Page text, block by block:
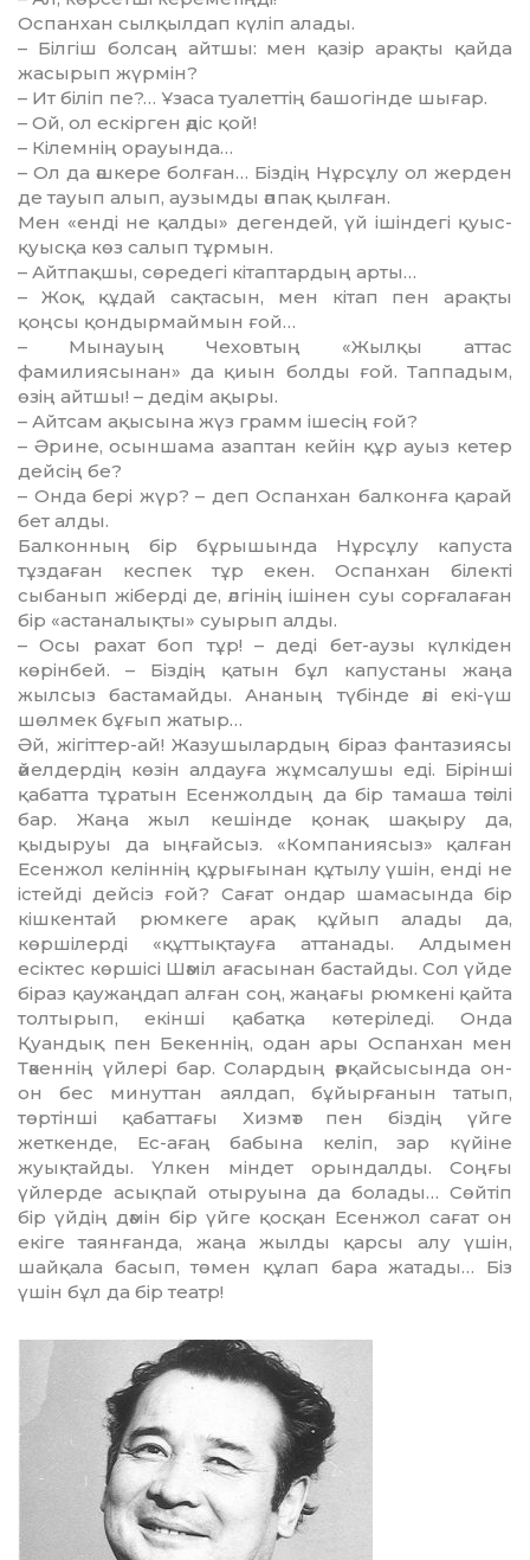
Оспанхан сылқылдап күліп алады.
– Білгіш болсаң айтшы: мен қазір арақты қайда
жасырып жүрмін?
– Ит біліп пе?… Ұзаса туалеттің башогінде шығар.
– Ой, ол ескірген әдіс қой!
– Кілемнің орауында…
– Ол да әшкере болған… Біздің Нұрсұлу ол жерден
де тауып алып, аузымды әппақ қылған.
Мен «енді не қалды» дегендей, үй ішіндегі қуыс-
қуысқа көз салып тұрмын.
– Айтпақшы, сөредегі кітаптардың арты…
– Жоқ, құдай сақтасын, мен кітап пен арақты
қоңсы қондырмаймын ғой…
– Мынауың Чеховтың «Жылқы аттас
фамилиясынан» да қиын болды ғой. Таппадым,
өзің айтшы! – дедім ақыры.
– Айтсам ақысына жүз грамм ішесің ғой?
– Әрине, осыншама азаптан кейін құр ауыз кетер
дейсің бе?
– Онда бері жүр? – деп Оспанхан балконға қарай
бет алды.
Балконның бір бұрышында Нұрсұлу капуста
тұздаған кеспек тұр екен. Оспанхан білекті
сыбанып жіберді де, әлгінің ішінен суы сорғалаған
бір «астаналықты» суырып алды.
– Осы рахат боп тұр! – деді бет-аузы күлкіден
көрінбей. – Біздің қатын бұл капустаны жаңа
жылсыз бастамайды. Ананың түбінде әлі екі-үш
шөлмек бұғып жатыр…
Әй, жігіттер-ай! Жазушылардың біраз фантазиясы
әйелдердің көзін алдауға жұмсалушы еді. Бірінші
қабатта тұратын Есенжолдың да бір тамаша тәсілі
бар. Жаңа жыл кешінде қонақ шақыру да,
қыдыруы да ыңғайсыз. «Компаниясыз» қалған
Есенжол келіннің құрығынан құтылу үшін, енді не
істейді дейсіз ғой? Сағат ондар шамасында бір
кішкентай рюмкеге арақ құйып алады да,
көршілерді «құттықтауға аттанады. Алдымен
есіктес көршісі Шәміл ағасынан бастайды. Сол үйде
біраз қаужаңдап алған соң, жаңағы рюмкені қайта
толтырып, екінші қабатқа көтеріледі. Онда
Қуандық пен Бекеннің, одан ары Оспанхан мен
Тәкеннің үйлері бар. Солардың әрқайсысында он-
он бес минуттан аялдап, бұйырғанын татып,
төртінші қабаттағы Хизмәт пен біздің үйге
жеткенде, Ес-ағаң бабына келіп, зар күйіне
жуықтайды. Үлкен міндет орындалды. Соңғы
үйлерде асықпай отыруына да болады… Сөйтіп
бір үйдің дәмін бір үйге қосқан Есенжол сағат он
екіге таянғанда, жаңа жылды қарсы алу үшін,
шайқала басып, төмен құлап бара жатады… Біз
үшін бұл да бір театр!